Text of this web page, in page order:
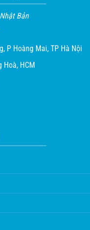
Bản
P Hoàng Mai, TP Hà Nội
Hoà, HCM